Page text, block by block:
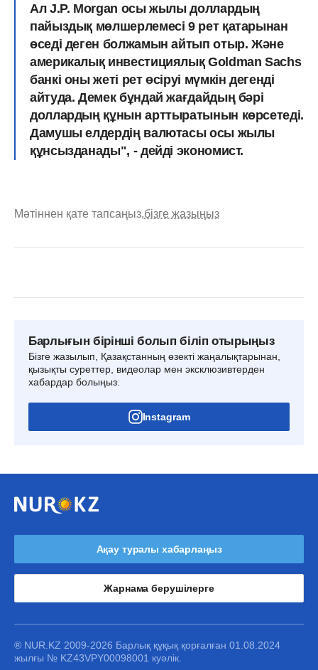
Ал J.P. Morgan осы жылы доллардың
пайыздық мөлшерлемесі 9 рет қатарынан
өседі деген болжамын айтып отыр. Және
америкалық инвестициялық Goldman Sachs
банкі оны жеті рет өсіруі мүмкін дегенді
айтуда. Демек бұндай жағдайдың бәрі
доллардың құнын арттыратынын көрсетеді.
Дамушы елдердің валютасы осы жылы
құнсызданады", - дейді экономист.
Мәтіннен қате тапсаңыз,бізге жазыңыз
Барлығын бірінші болып біліп отырыңыз
Бізге жазылып, Қазақстанның өзекті жаңалықтарынан,
қызықты суреттер, видеолар мен эксклюзивтерден
хабардар болыңыз.
Instagram
Ақау туралы хабарлаңыз
Жарнама берушілерге
® NUR.KZ 2009-2026 Барлық құқық қорғалған 01.08.2024
жылғы № KZ43VPY00098001 куәлік.